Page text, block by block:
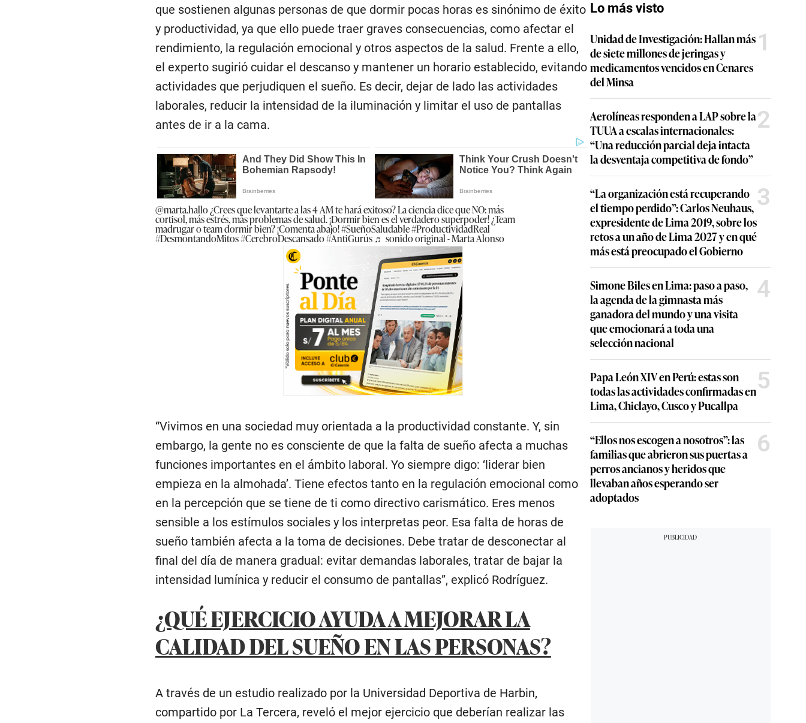
que sostienen algunas personas de que dormir pocas horas es sinónimo de éxito
y productividad, ya que ello puede traer graves consecuencias, como afectar el
rendimiento, la regulación emocional y otros aspectos de la salud. Frente a ello,
el experto sugirió cuidar el descanso y mantener un horario establecido, evitando
actividades que perjudiquen el sueño. Es decir, dejar de lado las actividades
laborales, reducir la intensidad de la iluminación y limitar el uso de pantallas
antes de ir a la cama.
@marta.hallo¿Crees que levantarte a las 4 AM te hará exitoso? La ciencia dice que NO: más
cortisol, más estrés, más problemas de salud. ¡Dormir bien es el verdadero superpoder! ¿Team
madrugar o team dormir bien? ¡Comenta abajo!#SueñoSaludable#ProductividadReal
#DesmontandoMitos#CerebroDescansado#AntiGurús ♬ sonido original - Marta Alonso
“Vivimos en una sociedad muy orientada a la productividad constante. Y, sin
embargo, la gente no es consciente de que la falta de sueño afecta a muchas
funciones importantes en el ámbito laboral. Yo siempre digo: ‘liderar bien
empieza en la almohada’. Tiene efectos tanto en la regulación emocional como
en la percepción que se tiene de ti como directivo carismático. Eres menos
sensible a los estímulos sociales y los interpretas peor. Esa falta de horas de
sueño también afecta a la toma de decisiones. Debe tratar de desconectar al
final del día de manera gradual: evitar demandas laborales, tratar de bajar la
intensidad lumínica y reducir el consumo de pantallas”, explicó Rodríguez.
¿QUÉ EJERCICIO AYUDA A MEJORAR LA
CALIDAD DEL SUEÑO EN LAS PERSONAS?
A través de un estudio realizado por la Universidad Deportiva de Harbin,
compartido por La Tercera, reveló el mejor ejercicio que deberían realizar las
Lo más visto
Unidad de Investigación: Hallan más
de siete millones de jeringas y
medicamentos vencidos en Cenares
del Minsa
1
Aerolíneas responden a LAP sobre la
TUUA a escalas internacionales:
“Una reducción parcial deja intacta
la desventaja competitiva de fondo”
2
“La organización está recuperando
el tiempo perdido”: Carlos Neuhaus,
expresidente de Lima 2019, sobre los
retos a un año de Lima 2027 y en qué
más está preocupado el Gobierno
3
Simone Biles en Lima: paso a paso,
la agenda de la gimnasta más
ganadora del mundo y una visita
que emocionará a toda una
selección nacional
4
Papa León XIV en Perú: estas son
todas las actividades confirmadas en
Lima, Chiclayo, Cusco y Pucallpa
5
“Ellos nos escogen a nosotros”: las
familias que abrieron sus puertas a
perros ancianos y heridos que
llevaban años esperando ser
adoptados
6